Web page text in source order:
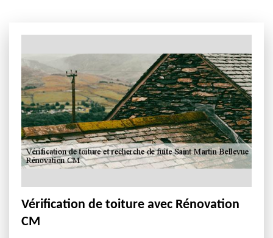
Vérification de toiture avec Rénovation
CM